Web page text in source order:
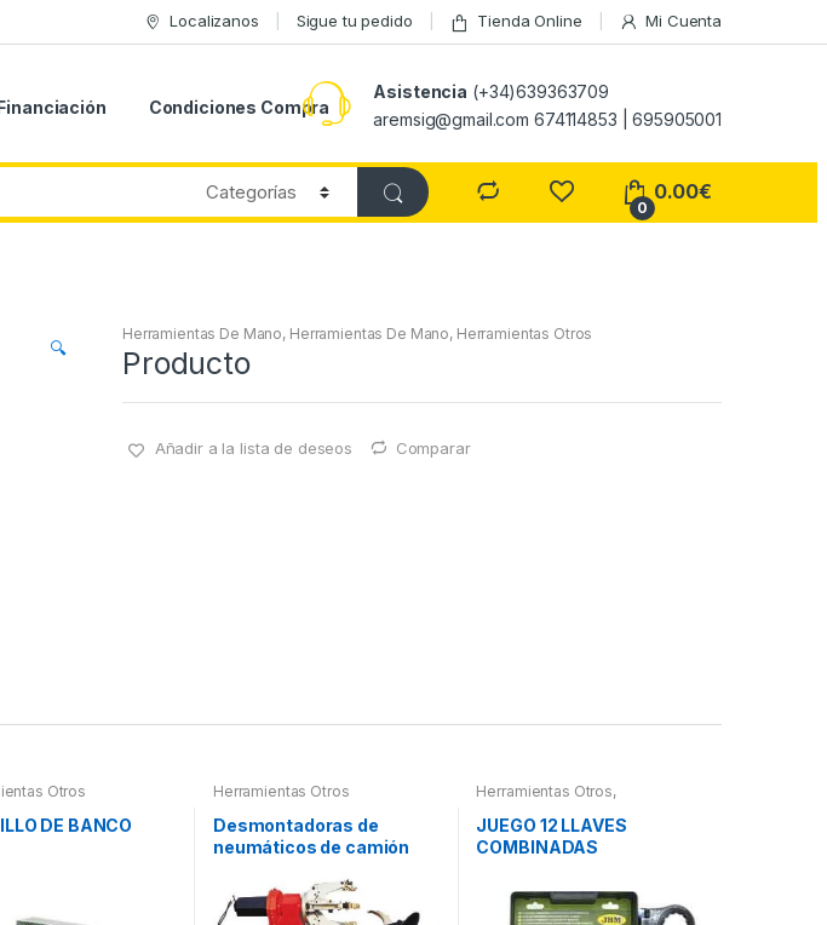
Localizanos Sigue tu pedido Tienda Online Mi Cuenta
Condiciones Compra
Asistencia (+34)639363709
aremsig@gmail.com 674114853 | 695905001
0
0.00€
🔍
Herramientas De Mano, Herramientas De Mano, Herramientas Otros
Producto
Añadir a la lista de deseos Comparar
Otros
DE BANCO
Herramientas Otros
Desmontadoras de
neumáticos de camión
Herramientas Otros,
Herramientas De Mano
JUEGO 12 LLAVES
COMBINADAS